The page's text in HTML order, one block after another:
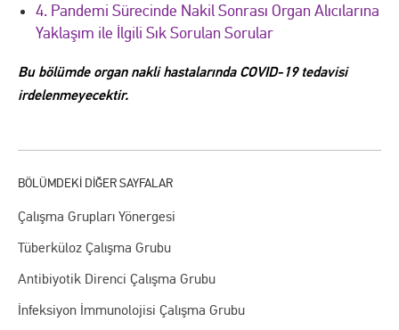
Çalışma Grupları Yönergesi
Tüberküloz Çalışma Grubu
Antibiyotik Direnci Çalışma Grubu
İnfeksiyon İmmunolojisi Çalışma Grubu
4. Pandemi Sürecinde Nakil Sonrası Organ Alıcılarına
Yaklaşım ile İlgili Sık Sorulan Sorular
Bu bölümde organ nakli hastalarında COVID-19 tedavisi
irdelenmeyecektir.